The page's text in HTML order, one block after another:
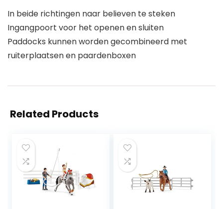
In beide richtingen naar believen te steken
Ingangpoort voor het openen en sluiten
Paddocks kunnen worden gecombineerd met
ruiterplaatsen en paardenboxen
Related Products